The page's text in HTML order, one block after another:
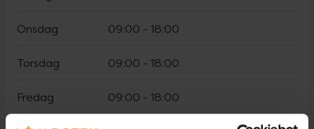
Onsdag 09:00 - 18:00
Torsdag 09:00 - 18:00
Fredag 09:00 - 18:00